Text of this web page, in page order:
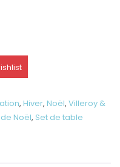
,Hiver,Noël,Villeroy &
Noël, Set de table